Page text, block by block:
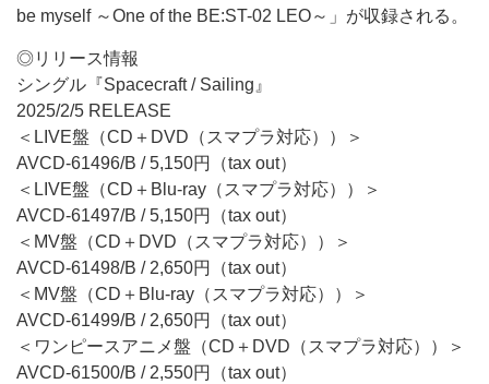
be myself ～One of the BE:ST-02 LEO～」が収録される。
◎リリース情報
シングル『Spacecraft / Sailing』
2025/2/5 RELEASE
＜LIVE盤（CD＋DVD（スマプラ対応））＞
AVCD-61496/B / 5,150円（tax out）
＜LIVE盤（CD＋Blu-ray（スマプラ対応））＞
AVCD-61497/B / 5,150円（tax out）
＜MV盤（CD＋DVD（スマプラ対応））＞
AVCD-61498/B / 2,650円（tax out）
＜MV盤（CD＋Blu-ray（スマプラ対応））＞
AVCD-61499/B / 2,650円（tax out）
＜ワンピースアニメ盤（CD＋DVD（スマプラ対応））＞
AVCD-61500/B / 2,550円（tax out）